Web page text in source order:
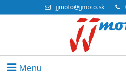
jjmoto@jjmoto.sk
Menu